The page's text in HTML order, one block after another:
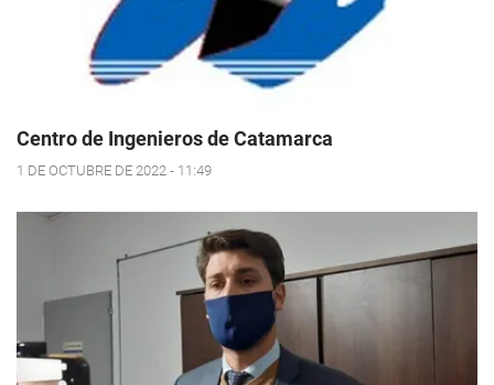
Centro de Ingenieros de Catamarca
1 DE OCTUBRE DE 2022 - 11:49